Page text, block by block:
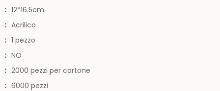
: 12*16.5cm
: Acrilico
: 1 pezzo
: NO
: 2000 pezzi per cartone
: 6000 pezzi